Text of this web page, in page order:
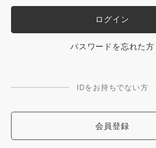
パスワードを忘れた方
IDをお持ちでない方
会員登録